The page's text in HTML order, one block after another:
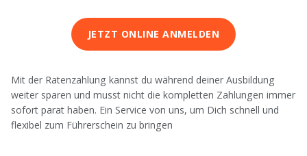
JETZT ONLINE ANMELDEN
Mit der Ratenzahlung kannst du während deiner Ausbildung
weiter sparen und musst nicht die kompletten Zahlungen immer
sofort parat haben. Ein Service von uns, um Dich schnell und
flexibel zum Führerschein zu bringen